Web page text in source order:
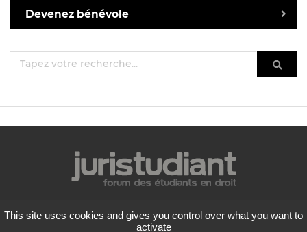
Devenez bénévole
Mentions légales
Politique de confidentialité
This site uses cookies and gives you control over what you want to
activate